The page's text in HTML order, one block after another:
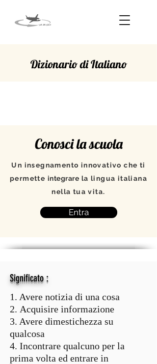
Dizionario di Italiano
Conosci la scuola
Un insegnamento innovativo che ti
permette integrare la lingua italiana
nella tua vita.
Entra
Significato:
1. Avere notizia di una cosa
2. Acquisire informazione
3. Avere dimestichezza su
qualcosa
4. Incontrare qualcuno per la
prima volta ed entrare in